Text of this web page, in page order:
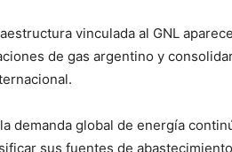
vinculada al GNL
de gas argentino y
demanda global de energía
sus fuentes de